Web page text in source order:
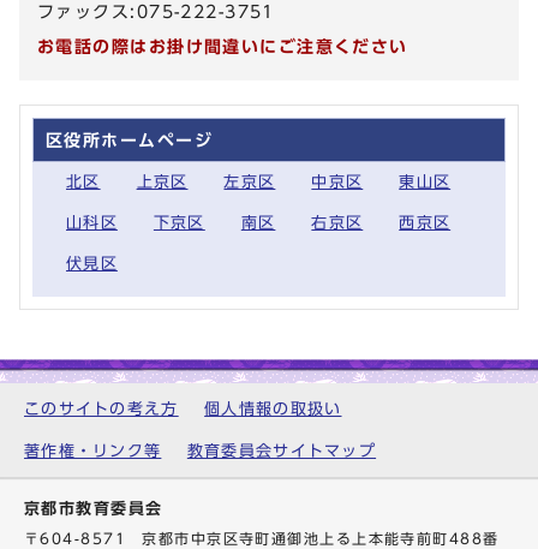
ファックス:075-222-3751
お電話の際はお掛け間違いにご注意ください
区役所ホームページ
北区 上京区 左京区 中京区 東山区
山科区 下京区 南区 右京区 西京区
伏見区
このサイトの考え方 個人情報の取扱い
著作権・リンク等 教育委員会サイトマップ
京都市教育委員会
〒604-8571 京都市中京区寺町通御池上る上本能寺前町488番